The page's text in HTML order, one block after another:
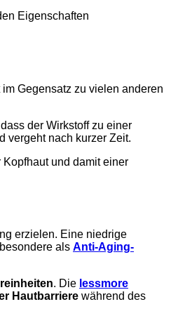
Eigenschaften
Gegensatz zu vielen anderen
der Wirkstoff zu einer
vergeht nach kurzer Zeit.
und damit einer
erzielen. Eine niedrige
als Anti-Aging-
. Die lessmore
Hautbarriere während des